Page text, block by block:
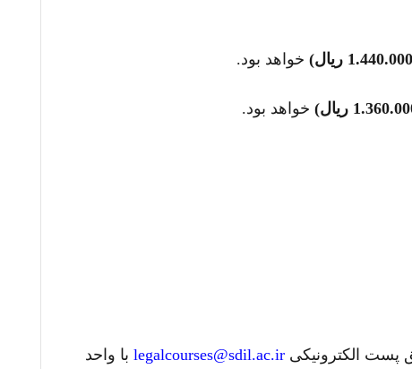
خواهد بود.
خواهد بود.
legalcourses@sdil.ac.ir با واحد